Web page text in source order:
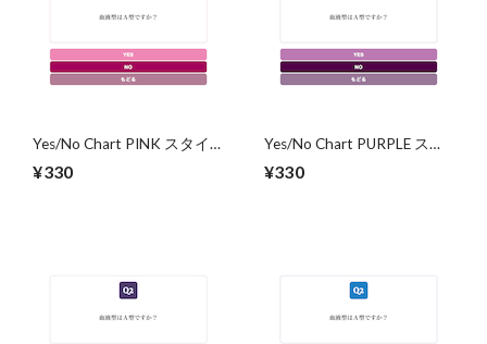
Yes/No Chart PINK スタイ
¥330
Yes/No Chart PURPLE スタ
¥330